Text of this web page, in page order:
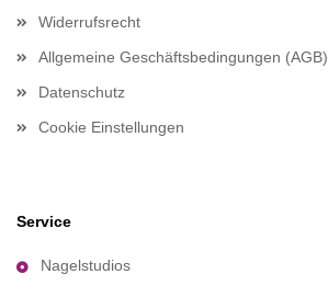
Widerrufsrecht
Allgemeine Geschäftsbedingungen (AGB)
Datenschutz
Cookie Einstellungen
Service
Nagelstudios